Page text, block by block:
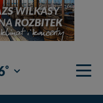
° Giżycko